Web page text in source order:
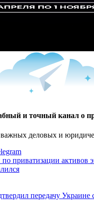
и точный канал о
важных деловых и
приватизации активов
передачу Украине